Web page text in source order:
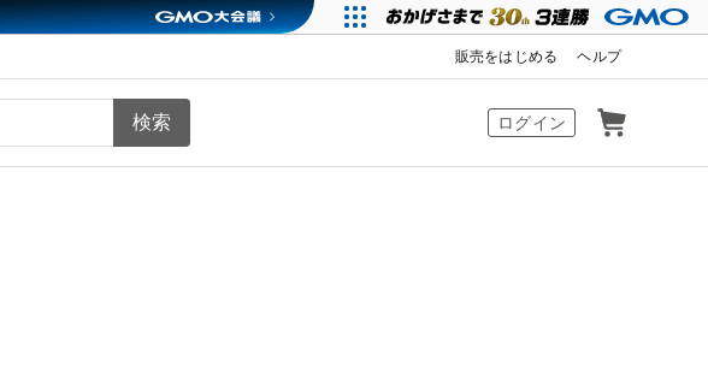
販売をはじめる ヘルプ
ログイン